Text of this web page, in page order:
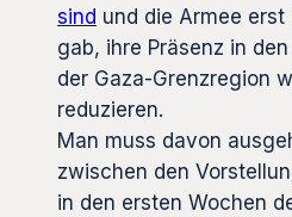
sind und die Armee
gab, ihre Präsenz in
der Gaza-Grenzregion
reduzieren.
Man muss davon
zwischen den
in den ersten Wochen